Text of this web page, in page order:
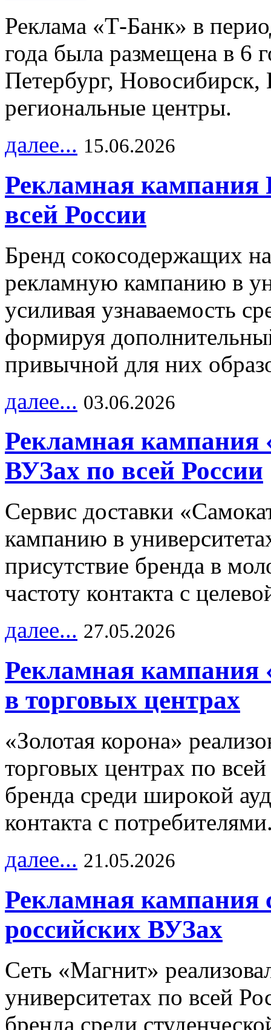
Реклама «Т-Банк» в
года была размещена в 6
Петербург,
региональные центры.
далее... 15.06.2026
Рекламная
всей России
Бренд сокосодержащих
рекламную кампанию в
усиливая узнаваемость
формируя
привычной для них
далее... 03.06.2026
Рекламная кампания
ВУЗах по всей России
Сервис доставки
кампанию в
присутствие бренда в
частоту контакта с
далее... 27.05.2026
Рекламная кампания
в торговых центрах
«Золотая корона»
торговых центрах по
бренда среди широкой
контакта с
далее... 21.05.2026
Рекламная кампания
российских ВУЗах
Сеть «Магнит»
университетах по всей
бренда среди